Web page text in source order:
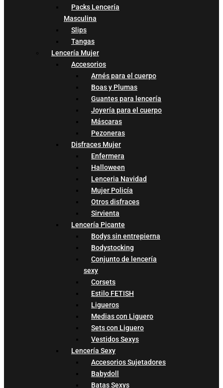
Packs Lencería
Masculina
Slips
Tangas
Lencería Mujer
Accesorios
Arnés para el cuerpo
Boas y Plumas
Guantes para lencería
Joyería para el cuerpo
Máscaras
Pezoneras
Disfraces Mujer
Enfermera
Halloween
Lenceria Navidad
Mujer Policía
Otros disfraces
Sirvienta
Lencería Picante
Bodys sin entrepierna
Bodystocking
Conjunto de lencería
sexy
Corsets
Estilo FETISH
Ligueros
Medias con Liguero
Sets con Liguero
Vestidos Sexys
Lencería Sexy
Accesorios Sujetadores
Babydoll
Batas Sexys